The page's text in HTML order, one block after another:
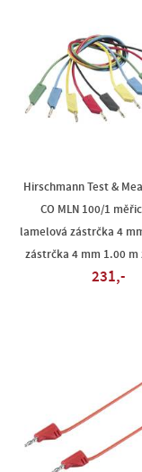
Hirschmann Test &
CO MLN 100/1
lamelová zástrčka 4
zástrčka 4 mm 1.00 m
231,-